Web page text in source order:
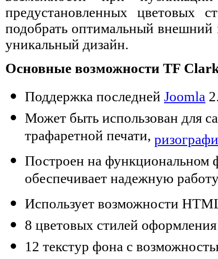
предустановленных цветовых
подобрать оптимальный
уникальный дизайн.
Основные возможности TF
Поддержка последней Joomla
Может быть использован для
трафаретной печати,
Построен на функциональном
обеспечивает надежную
Использует возможности
8 цветовых стилей
12 текстур фона с